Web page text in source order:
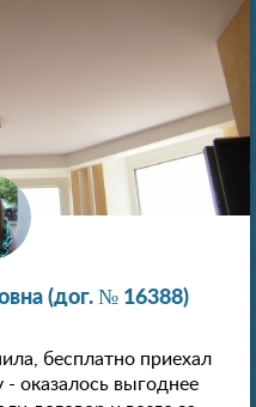
(дог. № 16388)
бесплатно приехал
оказалось выгоднее